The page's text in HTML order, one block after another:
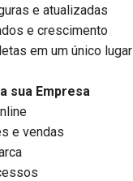
e atualizadas
e crescimento
em um único lugar
sua Empresa
e vendas